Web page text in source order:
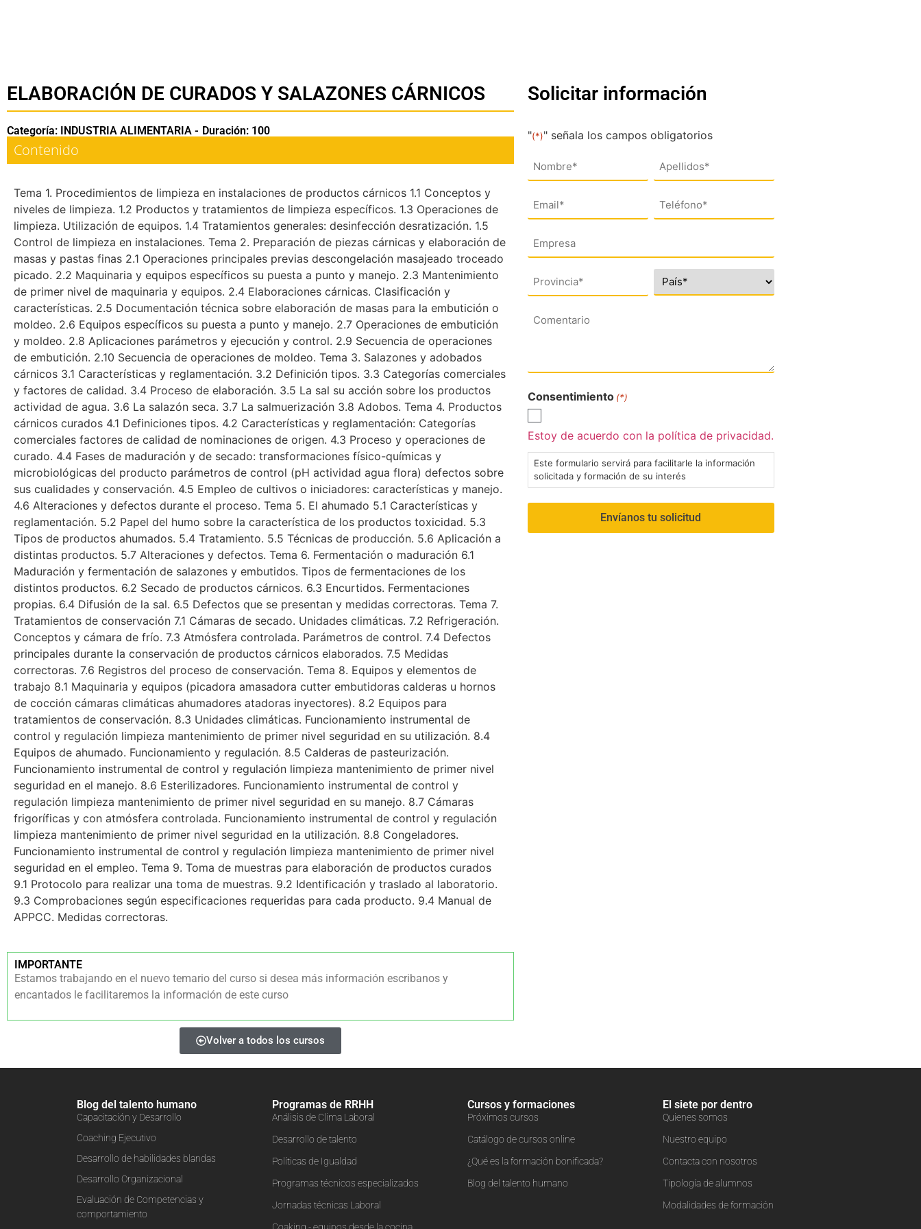
ELABORACIÓN DE CURADOS Y SALAZONES CÁRNICOS
Categoría: INDUSTRIA ALIMENTARIA - Duración: 100
Contenido
Tema 1. Procedimientos de limpieza en instalaciones de productos cárnicos 1.1 Conceptos y
niveles de limpieza. 1.2 Productos y tratamientos de limpieza específicos. 1.3 Operaciones de
limpieza. Utilización de equipos. 1.4 Tratamientos generales: desinfección desratización. 1.5
Control de limpieza en instalaciones. Tema 2. Preparación de piezas cárnicas y elaboración de
masas y pastas finas 2.1 Operaciones principales previas descongelación masajeado troceado
picado. 2.2 Maquinaria y equipos específicos su puesta a punto y manejo. 2.3 Mantenimiento
de primer nivel de maquinaria y equipos. 2.4 Elaboraciones cárnicas. Clasificación y
características. 2.5 Documentación técnica sobre elaboración de masas para la embutición o
moldeo. 2.6 Equipos específicos su puesta a punto y manejo. 2.7 Operaciones de embutición
y moldeo. 2.8 Aplicaciones parámetros y ejecución y control. 2.9 Secuencia de operaciones
de embutición. 2.10 Secuencia de operaciones de moldeo. Tema 3. Salazones y adobados
cárnicos 3.1 Características y reglamentación. 3.2 Definición tipos. 3.3 Categorías comerciales
y factores de calidad. 3.4 Proceso de elaboración. 3.5 La sal su acción sobre los productos
actividad de agua. 3.6 La salazón seca. 3.7 La salmuerización 3.8 Adobos. Tema 4. Productos
cárnicos curados 4.1 Definiciones tipos. 4.2 Características y reglamentación: Categorías
comerciales factores de calidad de nominaciones de origen. 4.3 Proceso y operaciones de
curado. 4.4 Fases de maduración y de secado: transformaciones físico-químicas y
microbiológicas del producto parámetros de control (pH actividad agua flora) defectos sobre
sus cualidades y conservación. 4.5 Empleo de cultivos o iniciadores: características y manejo.
4.6 Alteraciones y defectos durante el proceso. Tema 5. El ahumado 5.1 Características y
reglamentación. 5.2 Papel del humo sobre la característica de los productos toxicidad. 5.3
Tipos de productos ahumados. 5.4 Tratamiento. 5.5 Técnicas de producción. 5.6 Aplicación a
distintas productos. 5.7 Alteraciones y defectos. Tema 6. Fermentación o maduración 6.1
Maduración y fermentación de salazones y embutidos. Tipos de fermentaciones de los
distintos productos. 6.2 Secado de productos cárnicos. 6.3 Encurtidos. Fermentaciones
propias. 6.4 Difusión de la sal. 6.5 Defectos que se presentan y medidas correctoras. Tema 7.
Tratamientos de conservación 7.1 Cámaras de secado. Unidades climáticas. 7.2 Refrigeración.
Conceptos y cámara de frío. 7.3 Atmósfera controlada. Parámetros de control. 7.4 Defectos
principales durante la conservación de productos cárnicos elaborados. 7.5 Medidas
correctoras. 7.6 Registros del proceso de conservación. Tema 8. Equipos y elementos de
trabajo 8.1 Maquinaria y equipos (picadora amasadora cutter embutidoras calderas u hornos
de cocción cámaras climáticas ahumadores atadoras inyectores). 8.2 Equipos para
tratamientos de conservación. 8.3 Unidades climáticas. Funcionamiento instrumental de
control y regulación limpieza mantenimiento de primer nivel seguridad en su utilización. 8.4
Equipos de ahumado. Funcionamiento y regulación. 8.5 Calderas de pasteurización.
Funcionamiento instrumental de control y regulación limpieza mantenimiento de primer nivel
seguridad en el manejo. 8.6 Esterilizadores. Funcionamiento instrumental de control y
regulación limpieza mantenimiento de primer nivel seguridad en su manejo. 8.7 Cámaras
frigoríficas y con atmósfera controlada. Funcionamiento instrumental de control y regulación
limpieza mantenimiento de primer nivel seguridad en la utilización. 8.8 Congeladores.
Funcionamiento instrumental de control y regulación limpieza mantenimiento de primer nivel
seguridad en el empleo. Tema 9. Toma de muestras para elaboración de productos curados
9.1 Protocolo para realizar una toma de muestras. 9.2 Identificación y traslado al laboratorio.
9.3 Comprobaciones según especificaciones requeridas para cada producto. 9.4 Manual de
APPCC. Medidas correctoras.
IMPORTANTE
Estamos trabajando en el nuevo temario del curso si desea más información escribanos y
encantados le facilitaremos la información de este curso
Volver a todos los cursos
Solicitar información
"(*)" señala los campos obligatorios
Nombre
(*)
(*) (*)
Dirección
(*)
Consentimiento (*)
Estoy de acuerdo con la política de privacidad.
Este formulario servirá para facilitarle la información
solicitada y formación de su interés
Blog del talento humano
Capacitación y Desarrollo
Coaching Ejecutivo
Desarrollo de habilidades blandas
Desarrollo Organizacional
Evaluación de Competencias y
comportamiento
Programas de RRHH
Análisis de Clima Laboral
Desarrollo de talento
Políticas de Igualdad
Programas técnicos especializados
Jornadas técnicas Laboral
Cursos y formaciones
Próximos cursos
Catálogo de cursos online
¿Qué es la formación bonificada?
Blog del talento humano
El siete por dentro
Quienes somos
Nuestro equipo
Contacta con nosotros
Tipología de alumnos
Modalidades de formación